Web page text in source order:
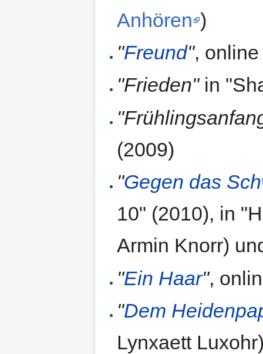
Anhören )
"Freund",
"Frieden"in
(2009)
"Gegen das
10" (2010), in
Armin Knorr)
"Ein Haar",
"Dem
Lynxaett